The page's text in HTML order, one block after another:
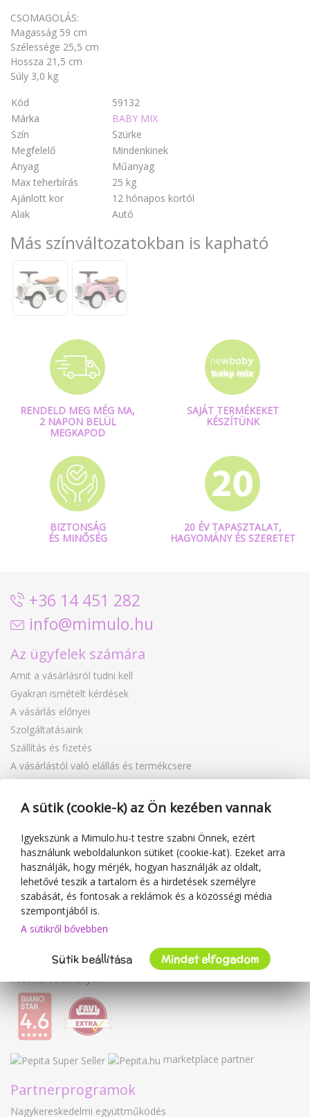
CSOMAGOLÁS:
Magasság 59 cm
Szélessége 25,5 cm
Hossza 21,5 cm
Súly 3,0 kg
Kód
59132
Márka
BABY MIX
Szín
Szürke
Megfelelő
Mindenkinek
Anyag
Műanyag
Max teherbírás
25 kg
Ajánlott kor
12 hónapos kortól
Alak
Autó
Más színváltozatokban is kapható
RENDELD MEG MÉG MA,
2 NAPON BELÜL
MEGKAPOD
SAJÁT TERMÉKEKET
KÉSZÍTÜNK
BIZTONSÁG
ÉS MINŐSÉG
20 ÉV TAPASZTALAT,
HAGYOMÁNY ÉS SZERETET
+36 14 451 282
info@mimulo.hu
Az ügyfelek számára
Amit a vásárlásról tudni kell
Gyakran ismételt kérdések
A vásárlás előnyei
Szolgáltatásaink
Szállítás és fizetés
A vásárlástól való elállás és termékcsere
Ajándékutalványok
Blog
A kereskedőről
Mimulo.hu
Felhasználási feltételek
Adatvédelmi irányelvek
Együttműködés
Vásárlói vélemények
marketplace partner
Partnerprogramok
Nagykereskedelmi együttműködés
A sütik (cookie-k) az Ön kezében vannak
Igyekszünk a Mimulo.hu-t testre szabni Önnek, ezért
használunk weboldalunkon sütiket (cookie-kat). Ezeket arra
használják, hogy mérjék, hogyan használják az oldalt,
lehetővé teszik a tartalom és a hirdetések személyre
szabását, és fontosak a reklámok és a közösségi média
szempontjából is.
A sütikről bővebben
Sütik beállítása Mindet elfogadom